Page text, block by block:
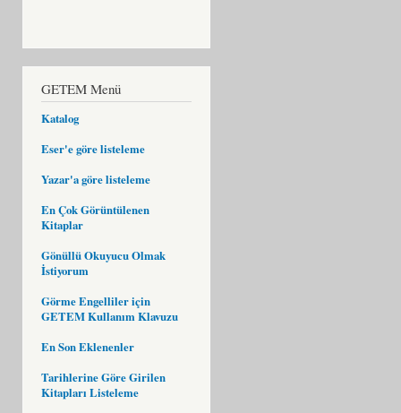
GETEM Menü
Katalog
Eser'e göre listeleme
Yazar'a göre listeleme
En Çok Görüntülenen
Kitaplar
Gönüllü Okuyucu Olmak
İstiyorum
Görme Engelliler için
GETEM Kullanım Klavuzu
En Son Eklenenler
Tarihlerine Göre Girilen
Kitapları Listeleme